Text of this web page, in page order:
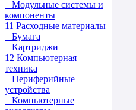
Модульные системы и
компоненты
11 Расходные материалы
Бумага
Картриджи
12 Компьютерная
техника
Периферийные
устройства
Компьютерные